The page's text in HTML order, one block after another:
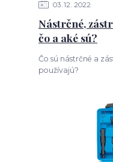
03 12 2022
Nástrčné,
čo a aké sú?
Čo sú nástrčné a
používajú?